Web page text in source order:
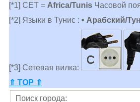
[*1] CET = Africa/TunisЧасовой
[*2] Языки в Тунис : • Арабский/
[*3] Сетевая вилка:
⇑ TOP ⇑
Поиск города: